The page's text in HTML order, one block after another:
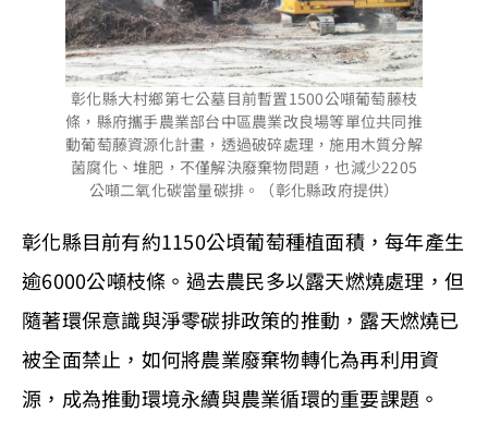
彰化縣大村鄉第七公墓目前暫置1500公噸葡萄藤枝
條，縣府攜手農業部台中區農業改良場等單位共同推
動葡萄藤資源化計畫，透過破碎處理，施用木質分解
菌腐化、堆肥，不僅解決廢棄物問題，也減少2205
公噸二氧化碳當量碳排。（彰化縣政府提供）
彰化縣目前有約1150公頃葡萄種植面積，每年產生
逾6000公噸枝條。過去農民多以露天燃燒處理，但
隨著環保意識與淨零碳排政策的推動，露天燃燒已
被全面禁止，如何將農業廢棄物轉化為再利用資
源，成為推動環境永續與農業循環的重要課題。